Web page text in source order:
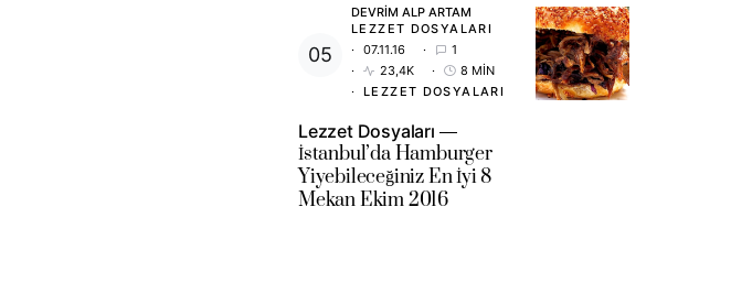
DEVRIM ALP ARTAM
LEZZET DOSYALARI
07.11.16
1
23,4K
8 MIN
LEZZET DOSYALARI
Lezzet Dosyaları
İstanbul’da Hamburger
Yiyebileceğiniz En İyi 8
Mekan Ekim 2016